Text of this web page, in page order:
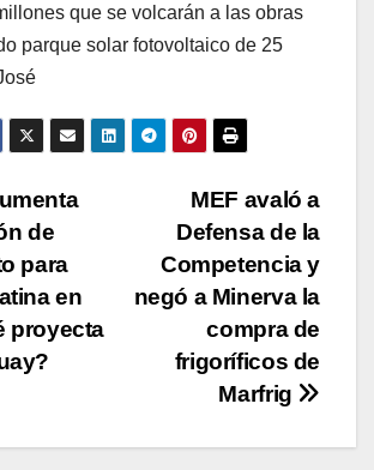
que se volcarán a las obras
parque solar fotovoltaico de 25
MEF avaló a
Defensa de la
Competencia y
negó a Minerva la
compra de
frigoríficos de
Marfrig
de
para
en
proyecta